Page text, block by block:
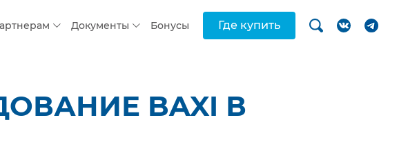
Документы Бонусы Где купить
BAXI В